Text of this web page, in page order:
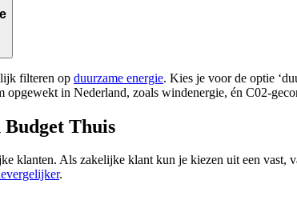
filteren op duurzame energie. Kies je voor de optie
opgewekt in Nederland, zoals windenergie, én C02-
Thuis
klanten. Als zakelijke klant kun je kiezen uit een vast,
.